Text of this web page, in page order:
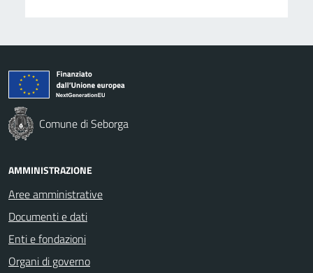
Comune di Seborga
AMMINISTRAZIONE
Aree amministrative
Documenti e dati
Enti e fondazioni
Organi di governo